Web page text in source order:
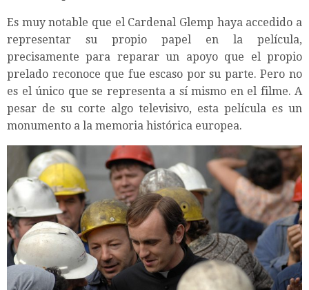
Es muy notable que el Cardenal Glemp haya accedido a
representar su propio papel en la película,
precisamente para reparar un apoyo que el propio
prelado reconoce que fue escaso por su parte. Pero no
es el único que se representa a sí mismo en el filme. A
pesar de su corte algo televisivo, esta película es un
monumento a la memoria histórica europea.